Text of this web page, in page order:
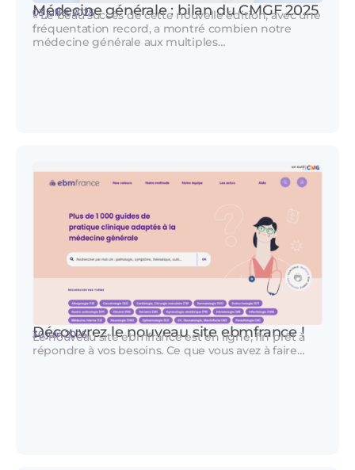
Médecine générale : bilan du CMGF 2025
03 juillet 2025
« Le beau succès de cette nouvelle édition, avec une
fréquentation record, a montré combien notre
médecine générale aux multiples…
Découvrez le nouveau site ebmfrance !
30 juin 2025
Le nouveau site ebmfrance est en ligne, fin prêt à
répondre à vos besoins. Ce que vous avez à faire…